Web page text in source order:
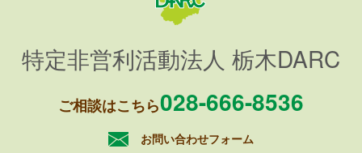
特定非営利活動法人 栃木DARC
ご相談はこちら028-666-8536
お問い合わせフォーム